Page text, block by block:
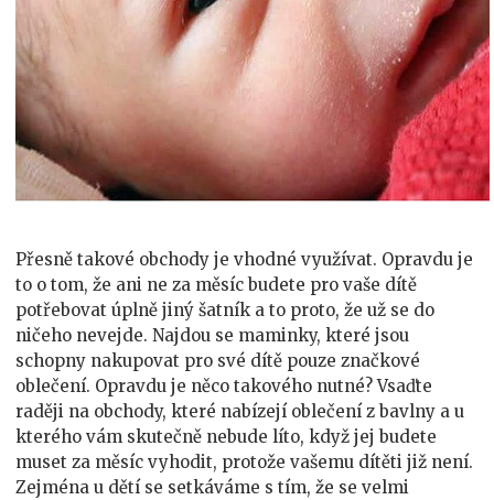
Přesně takové obchody je vhodné využívat. Opravdu je
to o tom, že ani ne za měsíc budete pro vaše dítě
potřebovat úplně jiný šatník a to proto, že už se do
ničeho nevejde. Najdou se maminky, které jsou
schopny nakupovat pro své dítě pouze značkové
oblečení. Opravdu je něco takového nutné? Vsaďte
raději na obchody, které nabízejí oblečení z bavlny a u
kterého vám skutečně nebude líto, když jej budete
muset za měsíc vyhodit, protože vašemu dítěti již není.
Zejména u dětí se setkáváme s tím, že se velmi